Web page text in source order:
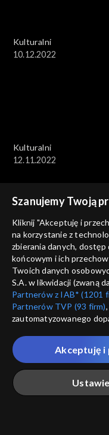
Kulturalni
10.12.2022
Kulturalni
12.11.2022
Kulturalni
29.10.2022
Kulturalni
15.10.2022
Szanujemy Twoją
Kliknij "Akceptuję i
na korzystanie z
zbierania danych, dostęp
końcowym i ich
Twoich danych
S.A. w likwidacji (zwaną
Partnerów z IAB* (1201
Partnerów TVP (93 firm)
zautomatyzowanego
które wskazujemy
przez nas identyfikatora
Twoje dane osobowe
Ciebie naszych
„Portalem”, w tym
Akceptuję i